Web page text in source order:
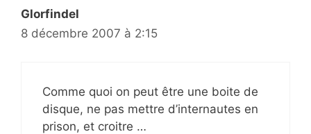
Glorfindel
8 décembre 2007 à 2:15
Comme quoi on peut être une boite de
disque, ne pas mettre d’internautes en
prison, et croitre …